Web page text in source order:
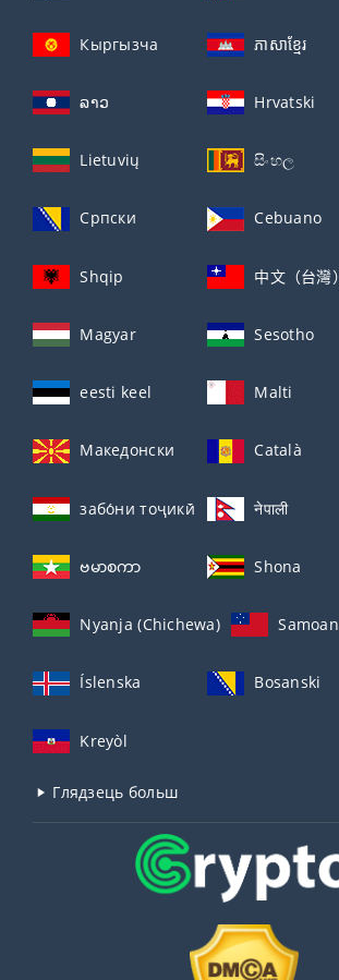
Кыргызча ភាសាខ្មែរ
ລາວ Hrvatski
Lietuvių සිංහල
Српски Cebuano
Shqip 中文（台灣）
Magyar Sesotho
eesti keel Malti
Македонски Català
забо́ни тоҷикӣ́ नेपाली
ဗမာစကာ Shona
Nyanja (Chichewa) Samoan
Íslenska Bosanski
Kreyòl
Глядзець больш